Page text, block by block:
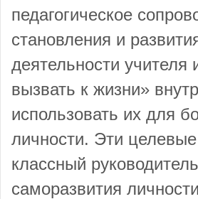
педагогическое
становления и
деятельности учителя
вызвать к жизни»
использовать их для
личности. Эти
классный
саморазвития